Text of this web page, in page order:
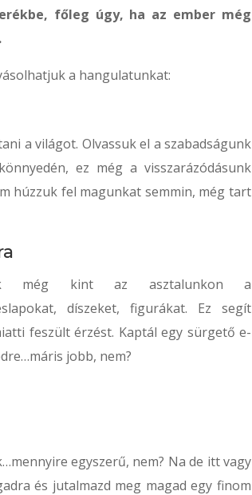
főleg úgy, ha az ember még
a hangulatunkat:
a világot. Olvassuk el a szabadságunk
ez még a visszarázódásunk
húzzuk fel magunkat semmin, még tart
még kint az asztalunkon a
díszeket, figurákat. Ez segít
feszült érzést. Kaptál egy sürgető e-
jobb, nem?
egyszerű, nem? Na de itt vagy
és jutalmazd meg magad egy finom